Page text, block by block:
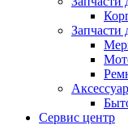
Запчасти
Сервис центр